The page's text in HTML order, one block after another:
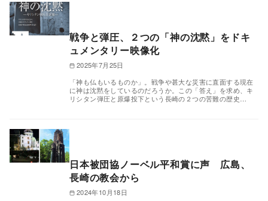
戦争と弾圧、２つの「神の沈黙」をドキ
ュメンタリー映像化
2025年7月25日
「神も仏もいるものか」。戦争や甚大な災害に直面する現在
に神は沈黙をしているのだろうか。この「答え」を求め、キ
リシタン弾圧と原爆投下という長崎の２つの苦難の歴史…
日本被団協ノーベル平和賞に声 広島、
長崎の教会から
2024年10月18日